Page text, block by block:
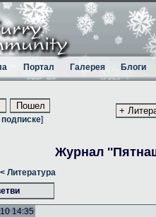
Портал Галерея Блоги
подписке]
Журнал
Литература
14:35